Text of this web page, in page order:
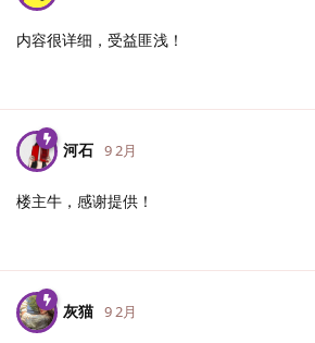
内容很详细，受益匪浅！
河石 9 2月
楼主牛，感谢提供！
灰猫 9 2月